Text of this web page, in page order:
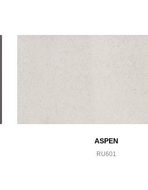
ASPEN
RU601